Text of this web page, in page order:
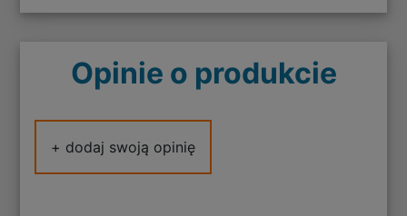
Opinie o produkcie
+ dodaj swoją opinię